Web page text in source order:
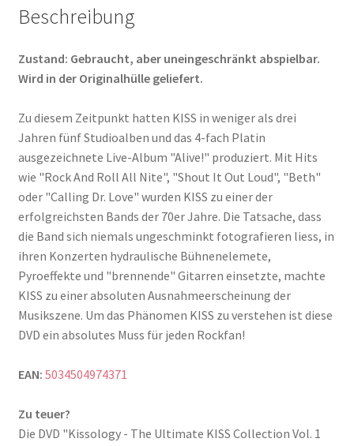
1974-
Beschreibung
Zustand: Gebraucht, aber uneingeschränkt abspielbar.
Wird in der Originalhülle geliefert.
Zu diesem Zeitpunkt hatten KISS in weniger als drei
Jahren fünf Studioalben und das 4-fach Platin
ausgezeichnete Live-Album "Alive!" produziert. Mit Hits
wie "Rock And Roll All Nite", "Shout It Out Loud", "Beth"
oder "Calling Dr. Love" wurden KISS zu einer der
erfolgreichsten Bands der 70er Jahre. Die Tatsache, dass
die Band sich niemals ungeschminkt fotografieren liess, in
ihren Konzerten hydraulische Bühnenelemete,
Pyroeffekte und "brennende" Gitarren einsetzte, machte
KISS zu einer absoluten Ausnahmeerscheinung der
Musikszene. Um das Phänomen KISS zu verstehen ist diese
DVD ein absolutes Muss für jeden Rockfan!
EAN: 5034504974371
Zu teuer?
Die DVD "Kissology - The Ultimate KISS Collection Vol. 1